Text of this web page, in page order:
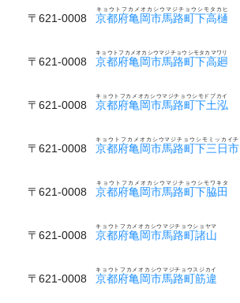
〒621-0008 京都府亀岡市馬路町下高樋
キョウトフカメオカシウマジチョウシモタカヒ
〒621-0008 京都府亀岡市馬路町下高廻
キョウトフカメオカシウマジチョウシモタカマワリ
〒621-0008 京都府亀岡市馬路町下土泓
キョウトフカメオカシウマジチョウシモドブカイ
〒621-0008 京都府亀岡市馬路町下三日市
キョウトフカメオカシウマジチョウシモミッカイチ
〒621-0008 京都府亀岡市馬路町下脇田
キョウトフカメオカシウマジチョウシモワキタ
〒621-0008 京都府亀岡市馬路町諸山
キョウトフカメオカシウマジチョウショヤマ
〒621-0008 京都府亀岡市馬路町筋違
キョウトフカメオカシウマジチョウスジカイ